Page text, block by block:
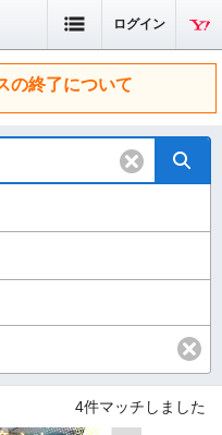
ログイン
の終了について
4件マッチしました